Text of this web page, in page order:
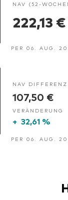
NAV (52-
222,13 €
PER 06. AUG.
NAV
107,50 €
VERÄNDERUNG
+ 32,61 %
PER 06. AUG.